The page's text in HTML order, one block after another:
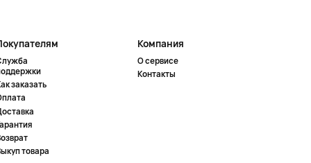
заказать
товара
Компания
О сервисе
Контакты